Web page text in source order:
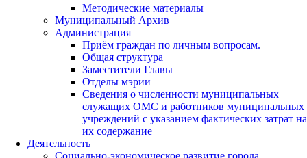
Методические материалы
Муниципальный Архив
Администрация
Приём граждан по личным вопросам.
Общая структура
Заместители Главы
Отделы мэрии
Сведения о численности муниципальных
служащих ОМС и работников муниципальных
учреждений с указанием фактических затрат на
их содержание
Деятельность
Социально-экономическое развитие города